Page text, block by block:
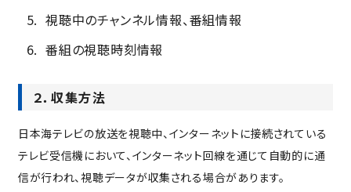
視聴中のチャンネル情報、番組情報
番組の視聴時刻情報
２．収集方法
日本海テレビの放送を視聴中、インターネットに接続されている
テレビ受信機において、インターネット回線を通じて自動的に通
信が行われ、視聴データが収集される場合があります。